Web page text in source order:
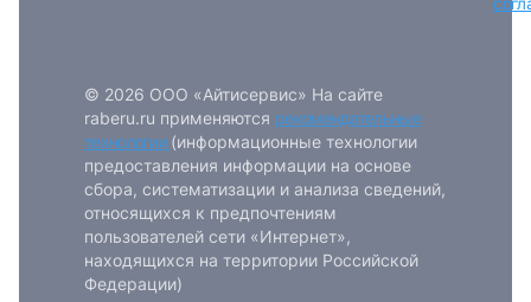
© 2026 ООО «Айтисервис» На сайте
raberu.ru применяются рекомендательные
технологии (информационные технологии
предоставления информации на основе
сбора, систематизации и анализа сведений,
относящихся к предпочтениям
пользователей сети «Интернет»,
находящихся на территории Российской
Федерации)